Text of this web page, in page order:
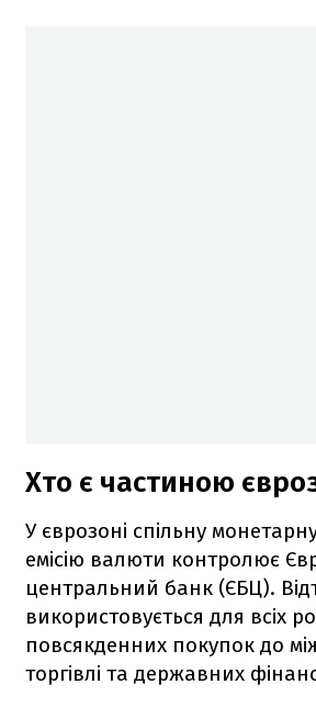
Хто є частиною
У єврозоні спільну
емісію валюти контролює
центральний банк (ЄБЦ).
використовується для всіх
повсякденних покупок до
торгівлі та державних